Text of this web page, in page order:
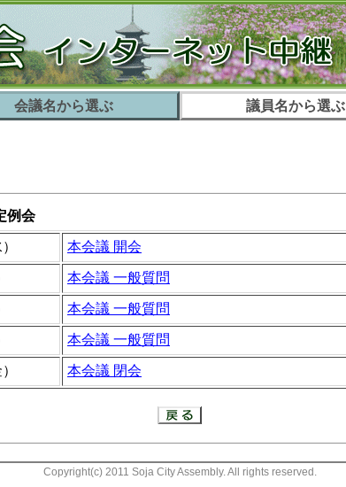
会議名から選ぶ 議員名から選ぶ
例会
本会議 開会
本会議 一般質問
本会議 一般質問
本会議 一般質問
本会議 閉会
Copyright(c) 2011 Soja City Assembly. All rights reserved.